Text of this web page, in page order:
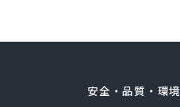
安全・品質・環境